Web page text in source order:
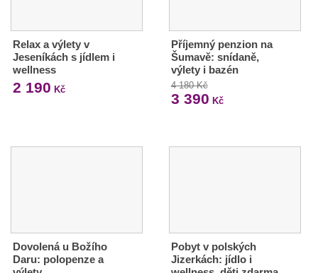
Relax a výlety v
Jeseníkách s jídlem i
wellness
2 190 Kč
Příjemný penzion na
Šumavě: snídaně,
výlety i bazén
4 180 Kč
3 390 Kč
Dovolená u Božího
Daru: polopenze a
Pobyt v polských
Jizerkách: jídlo i